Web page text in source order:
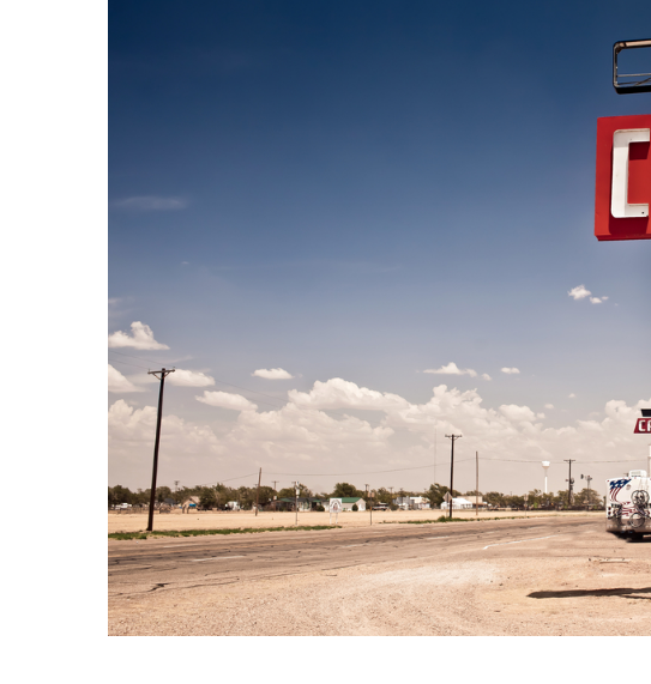
Hit enter to search or ESC to close